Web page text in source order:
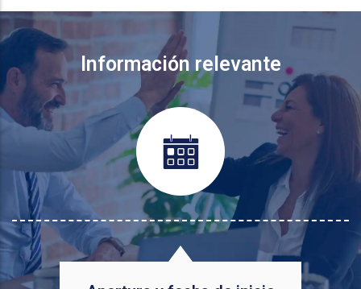
Información relevante